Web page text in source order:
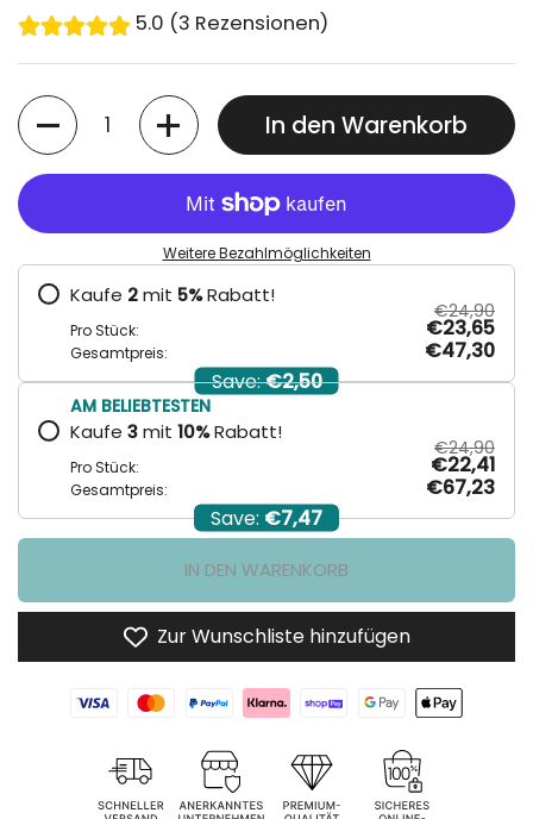
5.0 (3 Rezensionen)
Anzahl
In den Warenkorb
Weitere Bezahlmöglichkeiten
Kaufe 2mit 5%Rabatt!
Pro Stück:
€24,90
€23,65
Gesamtpreis:
€47,30
Save:€2,50
AM BELIEBTESTEN
Kaufe 3mit 10%Rabatt!
Pro Stück:
€24,90
€22,41
Gesamtpreis:
€67,23
Save: €7,47
IN DEN WARENKORB
Zur Wunschliste hinzufügen